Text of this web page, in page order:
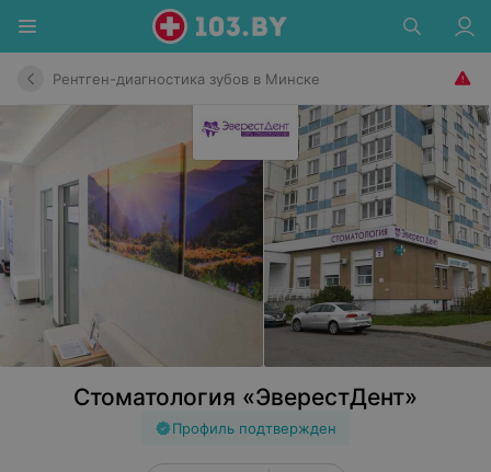
Рентген-диагностика зубов в Минске
Стоматология «ЭверестДент»
Профиль подтвержден